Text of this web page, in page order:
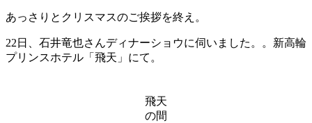
あっさりとクリスマスのご挨拶を終え。
22日、石井竜也さんディナーショウに伺いました。。新高輪
プリンスホテル「飛天」にて。
飛天
の間